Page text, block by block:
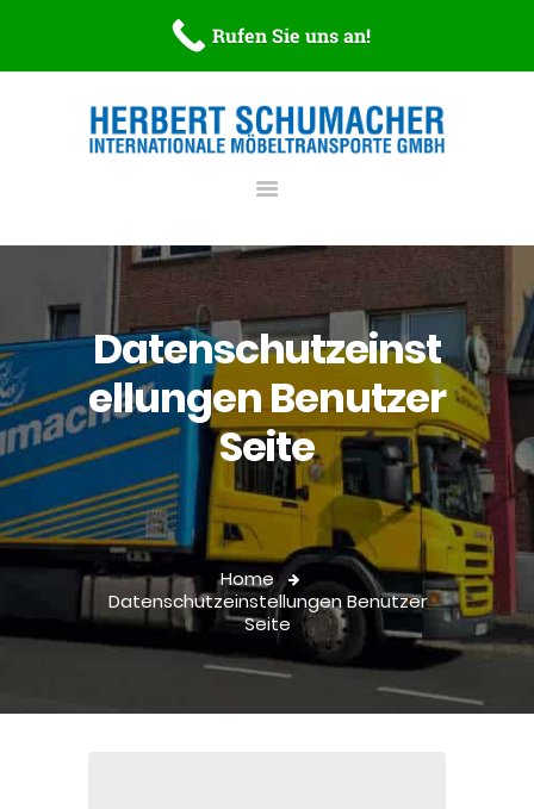
Datenschutzeinst
ellungen Benutzer
Seite
Home
Datenschutzeinstellungen Benutzer
Seite
Möbelspedition Schumacher
STARTSEITE
ÜBER UNS
DOWNLOADS
Rufen Sie uns an!